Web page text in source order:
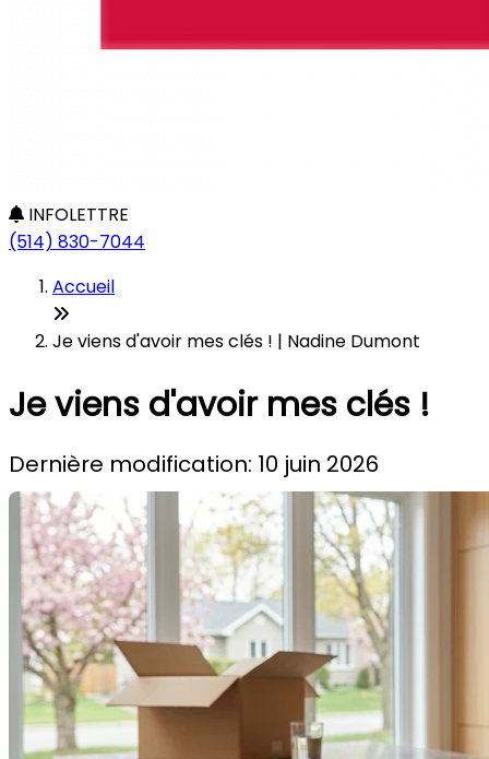
INFOLETTRE
(514) 830-7044
Accueil
Je viens d'avoir mes clés ! | Nadine Dumont
Je viens d'avoir mes clés !
Dernière modification: 10 juin 2026